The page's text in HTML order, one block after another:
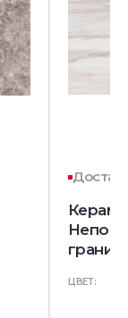
гранит)
ЦВЕТ: